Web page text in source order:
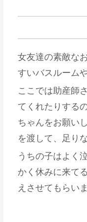
女友達の素敵な
すいバスルームや
ここでは助産師
てくれたりする
ちゃんをお願い
を渡して、足り
うちの子はよく
かく休みに来て
えさせてもらい